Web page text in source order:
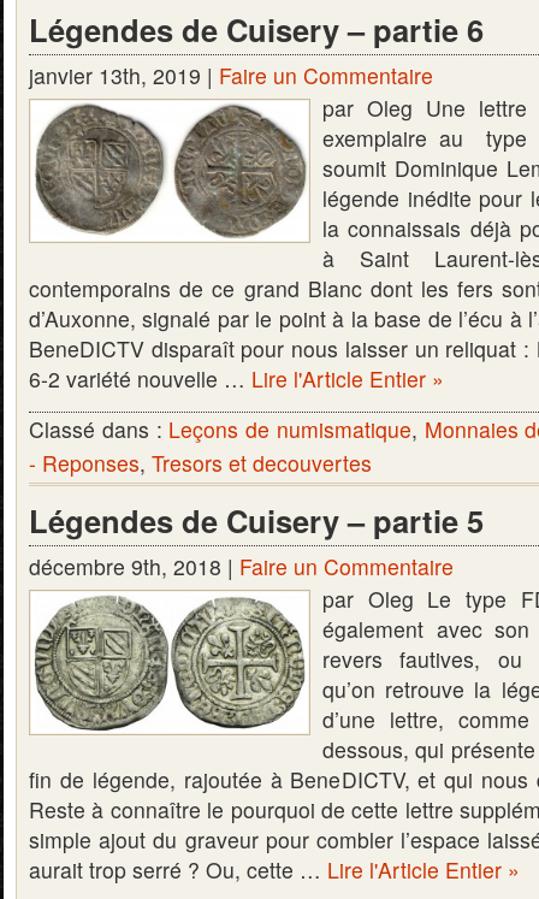
Légendes de Cuisery – partie 6
janvier 13th, 2019 | Faire un Commentaire
par Oleg Une lettre
exemplaire au type
soumit Dominique
légende inédite pour
la connaissais déjà
à Saint Laurent-
contemporains de ce grand Blanc dont les fers
d’Auxonne, signalé par le point à la base de l’écu à
BeneDICTV disparaît pour nous laisser un reliquat
6-2 variété nouvelle … Lire l'Article Entier »
Classé dans : Leçons de numismatique, Monnaies
- Reponses, Tresors et decouvertes
Légendes de Cuisery – partie 5
décembre 9th, 2018 | Faire un Commentaire
par Oleg Le type
également avec
revers fautives, ou
qu’on retrouve la
d’une lettre,
dessous, qui
fin de légende, rajoutée à BeneDICTV, et qui nous
Reste à connaître le pourquoi de cette lettre
simple ajout du graveur pour combler l’espace
aurait trop serré ? Ou, cette … Lire l'Article Entier »